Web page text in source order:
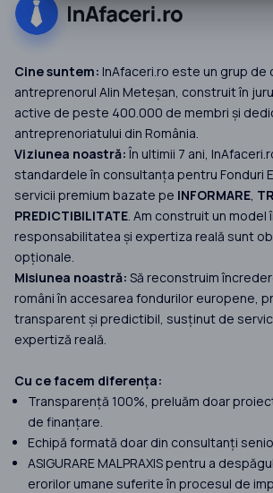
Cine suntem: InAfaceri.ro este un grup de
antreprenorul Alin Meteșan, construit în
active de peste 400.000 de membri și
antreprenoriatului din România.
Viziunea noastră:În ultimii 7 ani,
standardele în consultanța pentru Fonduri
servicii premium bazate pe INFORMARE,
PREDICTIBILITATE. Am construit un model
responsabilitatea și expertiza reală sunt
opționale.
Misiunea noastră: Să reconstruim
români în accesarea fondurilor europene,
transparent și predictibil, susținut de
expertiză reală.
Cu ce facem diferența:
Transparență 100%, preluăm doar
de finanțare.
Echipă formată doar din consultanți
ASIGURARE MALPRAXIS pentru a
erorilor umane suferite în procesul de